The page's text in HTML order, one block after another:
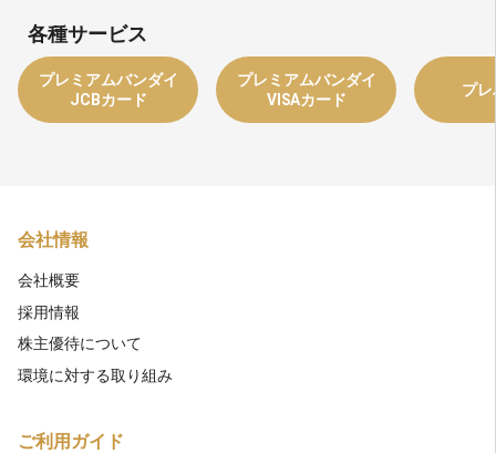
各種サービス
プレミアムバンダイ
JCBカード
プレミアムバンダイ
VISAカード
プ
会社情報
会社概要
採用情報
株主優待について
環境に対する取り組み
ご利用ガイド